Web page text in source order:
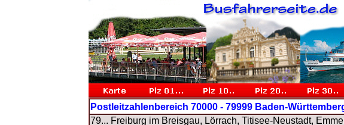
Postleitzahlenbereich 70000 - 79999 Baden-
79... Freiburg im Breisgau, Lörrach, Titisee-Neustadt,